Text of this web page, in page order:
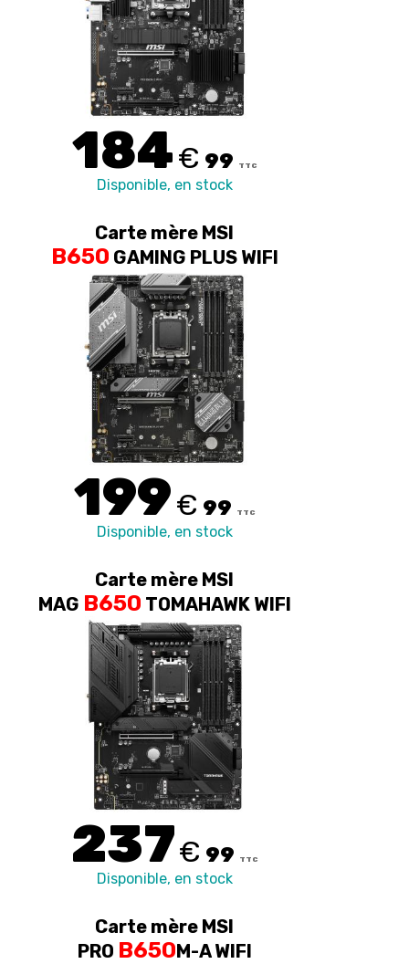
184€ 99 TTC
Disponible, en stock
Carte mère MSI
B650 GAMING PLUS WIFI
199€ 99 TTC
Disponible, en stock
Carte mère MSI
MAG B650 TOMAHAWK WIFI
237€ 99 TTC
Disponible, en stock
Carte mère MSI
PRO B650M-A WIFI